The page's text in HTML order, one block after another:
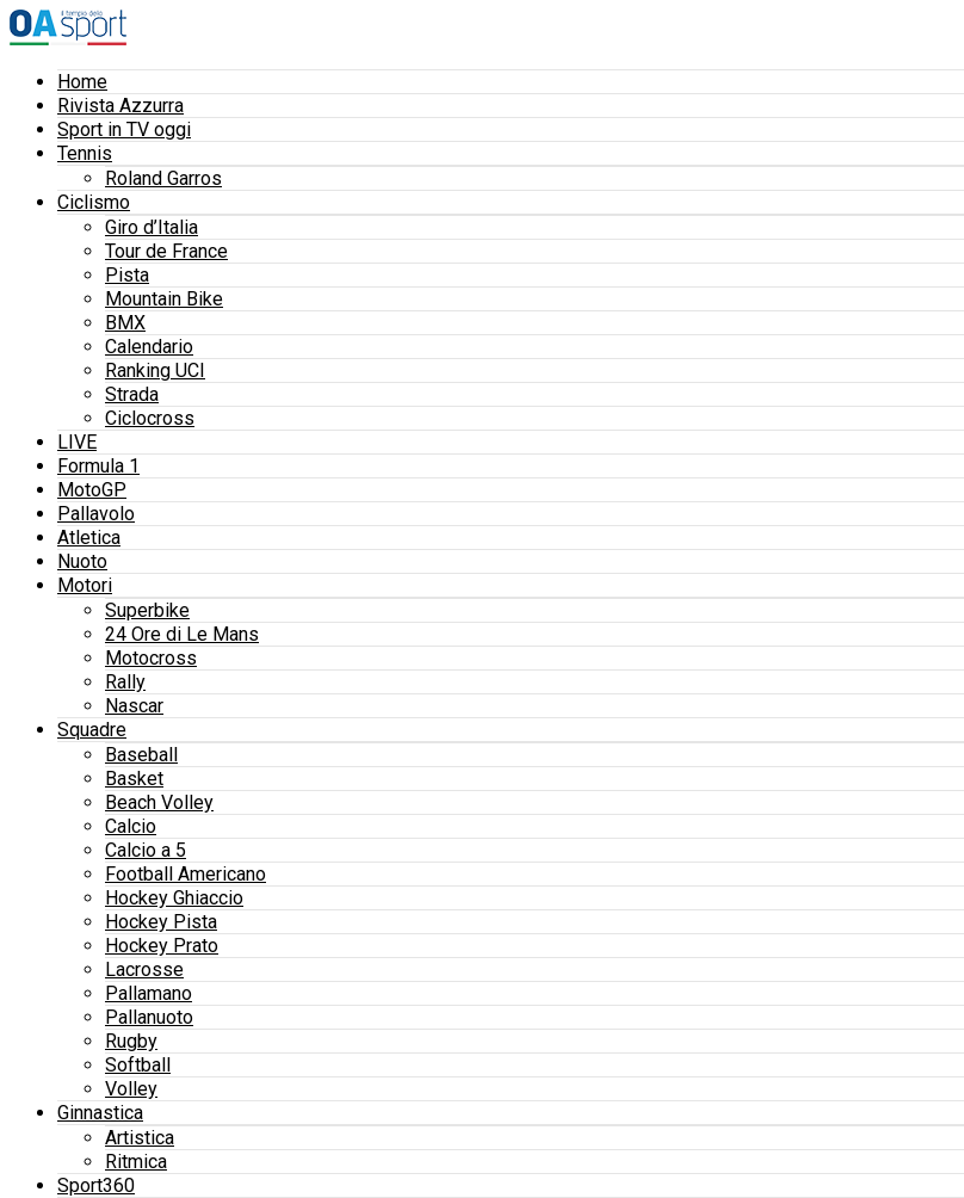
Home
Rivista Azzurra
Sport in TV oggi
Tennis
Roland Garros
Ciclismo
Giro d’Italia
Tour de France
Pista
Mountain Bike
BMX
Calendario
Ranking UCI
Strada
Ciclocross
LIVE
Formula 1
MotoGP
Pallavolo
Atletica
Nuoto
Motori
Superbike
24 Ore di Le Mans
Motocross
Rally
Nascar
Squadre
Baseball
Basket
Beach Volley
Calcio
Calcio a 5
Football Americano
Hockey Ghiaccio
Hockey Pista
Hockey Prato
Lacrosse
Pallamano
Pallanuoto
Rugby
Softball
Volley
Ginnastica
Artistica
Ritmica
Sport360